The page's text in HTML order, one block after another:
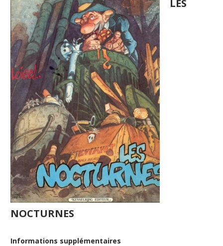
LES
NOCTURNES
Informations supplémentaires